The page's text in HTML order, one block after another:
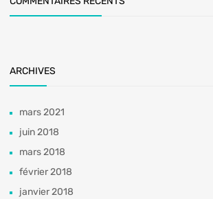
ARCHIVES
mars 2021
juin 2018
mars 2018
février 2018
janvier 2018